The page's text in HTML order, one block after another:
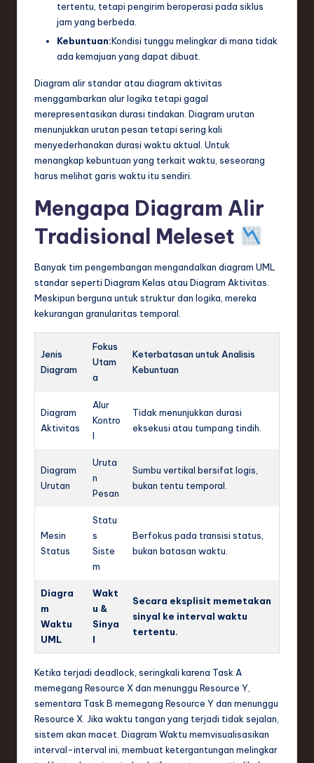
tertentu, tetapi pengirim beroperasi pada siklus
jam yang berbeda.
Kebuntuan:Kondisi tunggu melingkar di mana tidak
ada kemajuan yang dapat dibuat.
Diagram alir standar atau diagram aktivitas
menggambarkan alur logika tetapi gagal
merepresentasikan durasi tindakan. Diagram urutan
menunjukkan urutan pesan tetapi sering kali
menyederhanakan durasi waktu aktual. Untuk
menangkap kebuntuan yang terkait waktu, seseorang
harus melihat garis waktu itu sendiri.
Mengapa Diagram Alir
Tradisional Meleset
Banyak tim pengembangan mengandalkan diagram UML
standar seperti Diagram Kelas atau Diagram Aktivitas.
Meskipun berguna untuk struktur dan logika, mereka
kekurangan granularitas temporal.
Jenis
Diagram
Fokus
Utam
a
Keterbatasan untuk Analisis
Kebuntuan
Diagram
Aktivitas
Alur
Kontro
l
Tidak menunjukkan durasi
eksekusi atau tumpang tindih.
Diagram
Urutan
Uruta
n
Pesan
Sumbu vertikal bersifat logis,
bukan tentu temporal.
Mesin
Status
Statu
s
Siste
m
Berfokus pada transisi status,
bukan batasan waktu.
Diagra
m
Waktu
UML
Wakt
u &
Sinya
l
Secara eksplisit memetakan
sinyal ke interval waktu
tertentu.
Ketika terjadi deadlock, seringkali karena Task A
memegang Resource X dan menunggu Resource Y,
sementara Task B memegang Resource Y dan menunggu
Resource X. Jika waktu tangan yang terjadi tidak sejalan,
sistem akan macet. Diagram Waktu memvisualisasikan
interval-interval ini, membuat ketergantungan melingkar